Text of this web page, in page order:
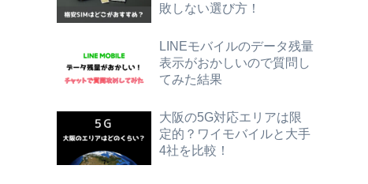
敗しない選び方！
LINEモバイルのデータ残量
表示がおかしいので質問し
てみた結果
大阪の5G対応エリアは限
定的？ワイモバイルと大手
4社を比較！